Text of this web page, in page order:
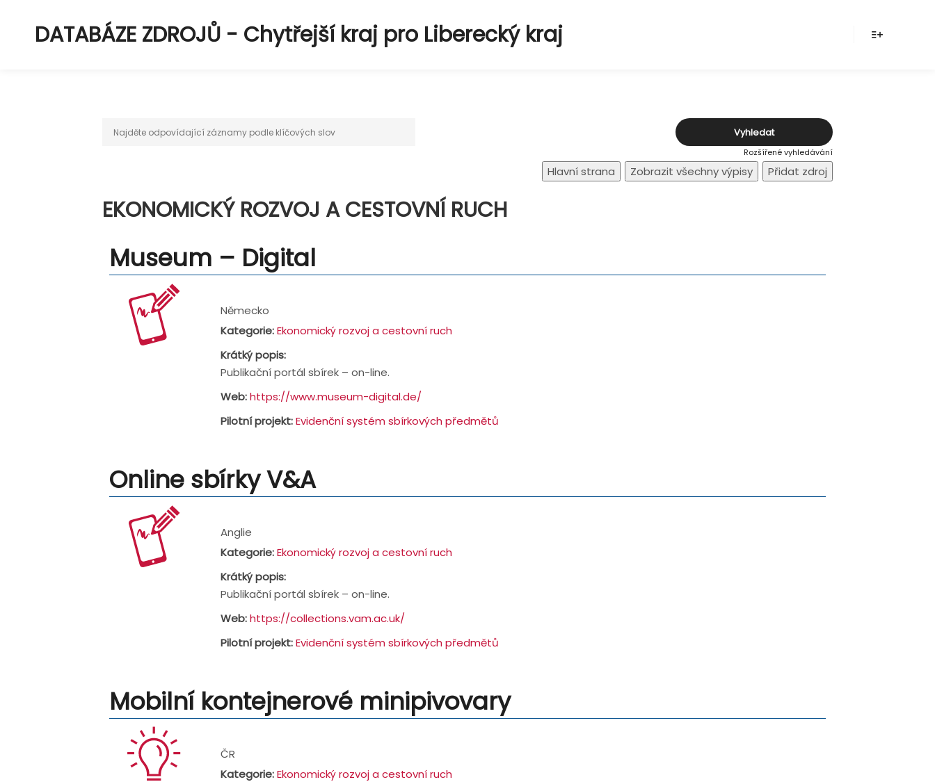
DATABÁZE ZDROJŮ - Chytřejší kraj pro Liberecký kraj
Rozšířené vyhledávání
EKONOMICKÝ ROZVOJ A CESTOVNÍ RUCH
Museum – Digital
Německo
Kategorie:Ekonomický rozvoj a cestovní ruch
Krátký popis:
Publikační portál sbírek – on-line.
Web:https://www.museum-digital.de/
Pilotní projekt:Evidenční systém sbírkových předmětů
Online sbírky V&A
Anglie
Kategorie:Ekonomický rozvoj a cestovní ruch
Krátký popis:
Publikační portál sbírek – on-line.
Web:https://collections.vam.ac.uk/
Pilotní projekt:Evidenční systém sbírkových předmětů
Mobilní kontejnerové minipivovary
ČR
Kategorie:Ekonomický rozvoj a cestovní ruch